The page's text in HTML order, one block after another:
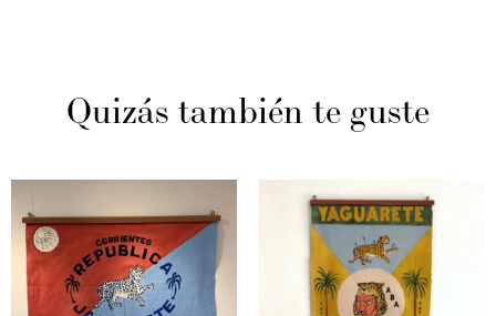
Quizás también te guste